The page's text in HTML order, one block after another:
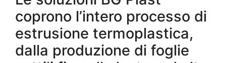
coprono l’intero processo di
estrusione termoplastica,
dalla produzione di foglie